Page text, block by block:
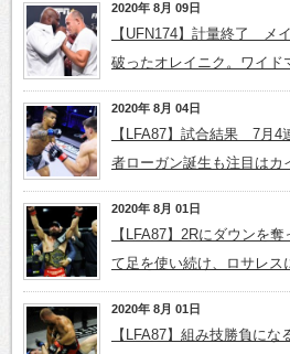
2020年 8月 09日
【UFN174】計量終了 メ
破ったオレイニク。ワイド
2020年 8月 04日
【LFA87】試合結果 7月4
者ローガン誕生も注目はカ
2020年 8月 01日
【LFA87】2Rにダウンを
て足を使い続け、ロサレス
2020年 8月 01日
【LFA87】組み技勝負にな